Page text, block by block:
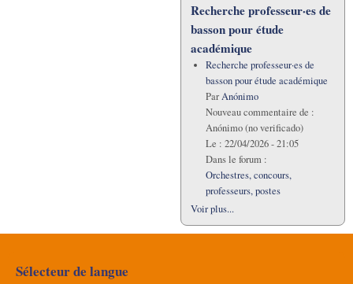
Recherche professeur·es de
basson pour étude
académique
Recherche professeur·es de
basson pour étude académique
ParAnónimo
Nouveau commentaire de :
Anónimo (no verificado)
Le : 22/04/2026 - 21:05
Dans le forum :
Orchestres, concours,
professeurs, postes
Voir plus...
Sélecteur de langue